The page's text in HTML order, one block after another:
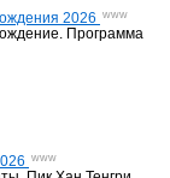
2026 www
Программа
www